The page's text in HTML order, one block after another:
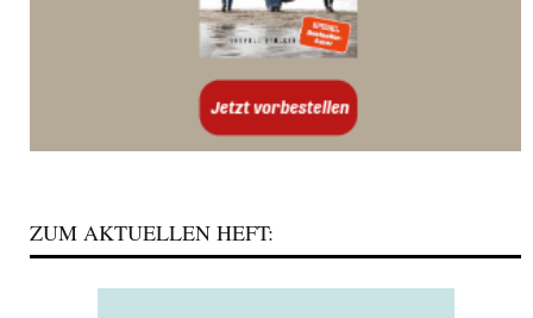
ZUM AKTUELLEN HEFT: